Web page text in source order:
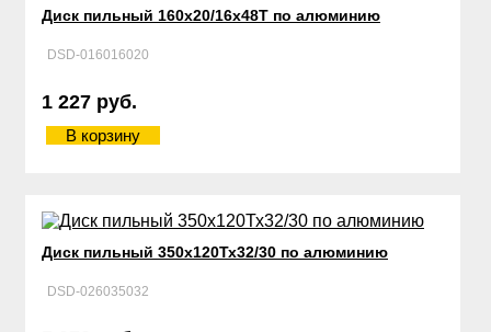
Диск пильный 160х20/16х48Т по алюминию
DSD-016016020
1 227 руб.
В корзину
Диск пильный 350х120Тх32/30 по алюминию
DSD-026035032